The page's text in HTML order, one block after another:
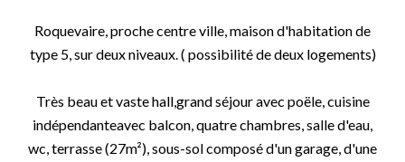
Roquevaire, proche centre ville, maison d'habitation de
type 5, sur deux niveaux. ( possibilité de deux logements)
Très beau et vaste hall,grand séjour avec poële, cuisine
indépendanteavec balcon, quatre chambres, salle d'eau,
wc, terrasse (27m²), sous-sol composé d'un garage, d'une